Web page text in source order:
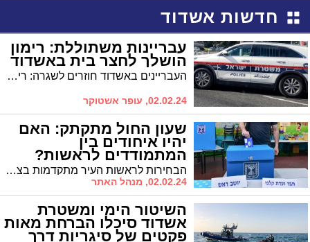
חדשות אשדוד
עבריינות משתוללת: רימון
הושלך לחצר בית באשדוד
העבריינים באשדוד חוזרים לשגרה: רימון התפוצץ הבוקר בחצר בית בעיר. בחסדי שמיים ללא נפגעים
02.02.24, עופר אשטוקר
שעון החול מתקתק: האם
יהיו איחודים בין
המתמודדים לראשות?
הבחירות לראשות העיר מתקדמות בצעדי ענק, שעון החול מתקתק ואיתו ארגז הכלים וקופסת ההפתעות שיכולים לשלוף המתמודדים ברגע האחרון. על פי הסקרים לפני ואחרי בוקר שמחת תורה, ראש העיר, ד"ר לסרי מוביל על פני ששת המתמודדים מולו. השפן העיקרי שהיה אמור להישלף הוא איחוד בין מועמדים שיצרו לכאורה כוח אחד. למה זה לא קורה?
02.02.24, מנהל האתר
השיטור הימי ומשטרת
אשדוד סיכלו הברחת מאות
פקטים של סיגריות דרך